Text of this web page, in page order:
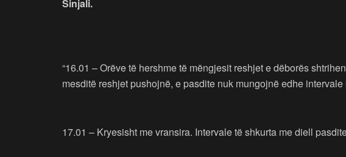
Sinjali.
“16.01 – Orëve të hershme të mëngjesit reshjet e dëborës
mesditë reshjet pushojnë, e pasdite nuk mungojnë edhe intervale
17.01 – Kryesisht me vransira. Intervale të shkurta me diell